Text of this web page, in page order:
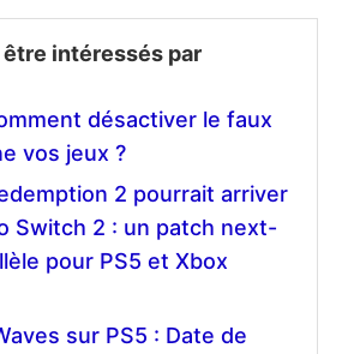
intéressés par
désactiver le faux
vos jeux ?
2 pourrait arriver
Switch 2 : un patch next-
pour PS5 et Xbox
sur PS5 : Date de